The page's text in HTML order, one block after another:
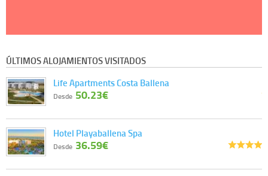
ÚLTIMOS ALOJAMIENTOS VISITADOS
Life Apartments Costa Ballena
Desde 50.23€
Hotel Playaballena Spa
Desde 36.59€